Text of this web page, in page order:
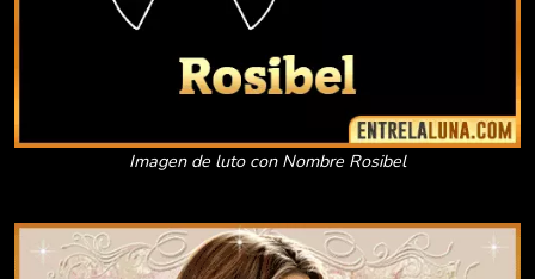
Imagen de luto con Nombre Rosibel